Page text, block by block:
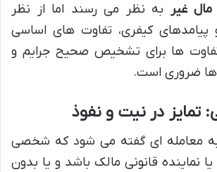
غیر
به نظر می رسند اما از نظر
کیفری، تفاوت های اساسی
ها برای تشخیص صحیح جرایم و
ضروری است.
تمایز در نیت و نفوذ
معامله ای گفته می شود که شخصی
نماینده قانونی مالک باشد و یا بدون